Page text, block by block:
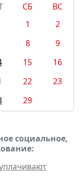
СБ
ВС
1
2
8
9
15
16
22
23
29
социальное,